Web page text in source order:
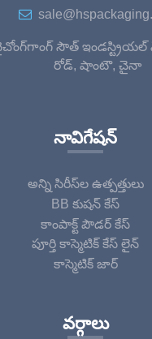
సౌత్
రోడ్, షాంటౌ, చైనా
నావిగేషన్
అన్ని సిరీస్‌ల ఉత్పత్తులు
BB కుషన్ కేస్
కాంపాక్ట్ పౌడర్ కేస్
పూర్తి కాస్మెటిక్ కేస్ లైన్
కాస్మెటిక్ జార్
వర్గాలు